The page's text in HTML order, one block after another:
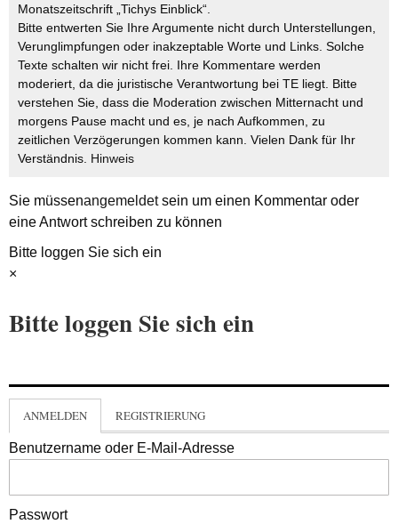
Monatszeitschrift „Tichys Einblick“.
Bitte entwerten Sie Ihre Argumente nicht durch Unterstellungen,
Verunglimpfungen oder inakzeptable Worte und Links. Solche
Texte schalten wir nicht frei. Ihre Kommentare werden
moderiert, da die juristische Verantwortung bei TE liegt. Bitte
verstehen Sie, dass die Moderation zwischen Mitternacht und
morgens Pause macht und es, je nach Aufkommen, zu
zeitlichen Verzögerungen kommen kann. Vielen Dank für Ihr
Verständnis. Hinweis
Sie müssenangemeldetsein um einen Kommentar oder
eine Antwort schreiben zu können
Bitte loggen Sie sich ein
×
Bitte loggen Sie sich ein
ANMELDEN REGISTRIERUNG
Benutzername oder E-Mail-Adresse
Passwort